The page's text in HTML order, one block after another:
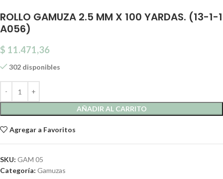
ROLLO GAMUZA 2.5 MM X 100 YARDAS. (13-1-1
A056)
$ 11.471,36
302 disponibles
AÑADIR AL CARRITO
Agregar a Favoritos
SKU: GAM 05
Categoría: Gamuzas